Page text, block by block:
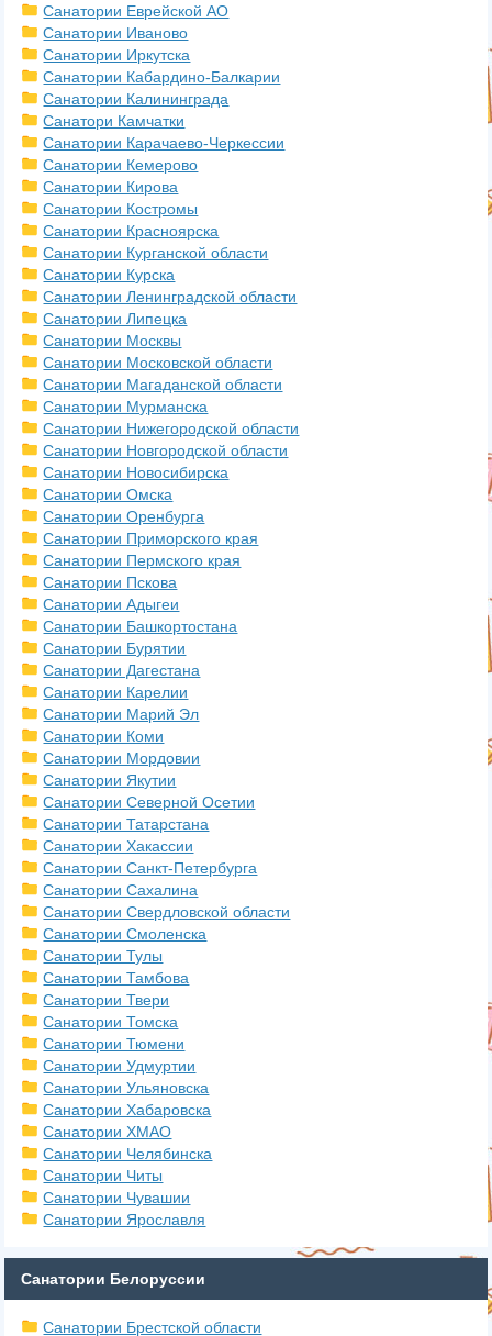
Санатории Еврейской АО
Санатории Иваново
Санатории Иркутска
Санатории Кабардино-Балкарии
Санатории Калининграда
Санатори Камчатки
Санатории Карачаево-Черкессии
Санатории Кемерово
Санатории Кирова
Санатории Костромы
Санатории Красноярска
Санатории Курганской области
Санатории Курска
Санатории Ленинградской области
Санатории Липецка
Санатории Москвы
Санатории Московской области
Санатории Магаданской области
Санатории Мурманска
Санатории Нижегородской области
Санатории Новгородской области
Санатории Новосибирска
Санатории Омска
Санатории Оренбурга
Санатории Приморского края
Санатории Пермского края
Санатории Пскова
Санатории Адыгеи
Санатории Башкортостана
Санатории Бурятии
Санатории Дагестана
Санатории Карелии
Санатории Марий Эл
Санатории Коми
Санатории Мордовии
Санатории Якутии
Санатории Северной Осетии
Санатории Татарстана
Санатории Хакассии
Санатории Санкт-Петербурга
Санатории Сахалина
Санатории Свердловской области
Санатории Смоленска
Санатории Тулы
Санатории Тамбова
Санатории Твери
Санатории Томска
Санатории Тюмени
Санатории Удмуртии
Санатории Ульяновска
Санатории Хабаровска
Санатории ХМАО
Санатории Челябинска
Санатории Читы
Санатории Чувашии
Санатории Ярославля
Санатории Белоруссии
Санатории Брестской области